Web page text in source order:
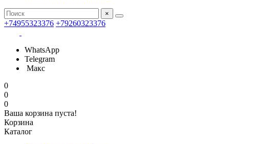
×
+74955323376 +79260323376
WhatsApp
Telegram
Макс
0
0
0
Ваша корзина пуста!
Корзина
Каталог